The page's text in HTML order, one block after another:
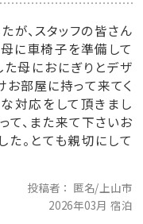
、スタッフの皆さん
に車椅子を準備して
母におにぎりとデザ
お部屋に持って来てく
対応をして頂きまし
て、また来て下さいお
。とても親切にして
投稿者
匿名/上山市
2026年03月 宿泊